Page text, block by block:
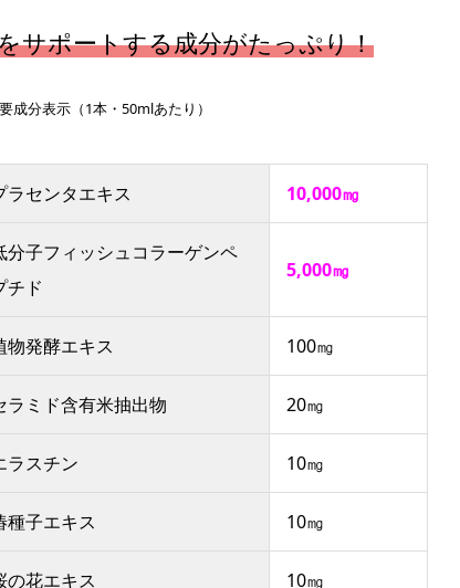
サポートする成分がたっぷり！
成分表示（1本・50mlあたり）
ラセンタエキス 10,000㎎
分子フィッシュコラーゲンペ
チド
5,000㎎
物発酵エキス 100㎎
ラミド含有米抽出物 20㎎
ラスチン 10㎎
種子エキス 10㎎
の花エキス 10㎎